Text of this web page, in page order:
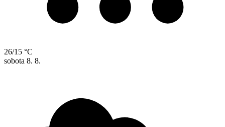
26/15 °C
sobota 8. 8.